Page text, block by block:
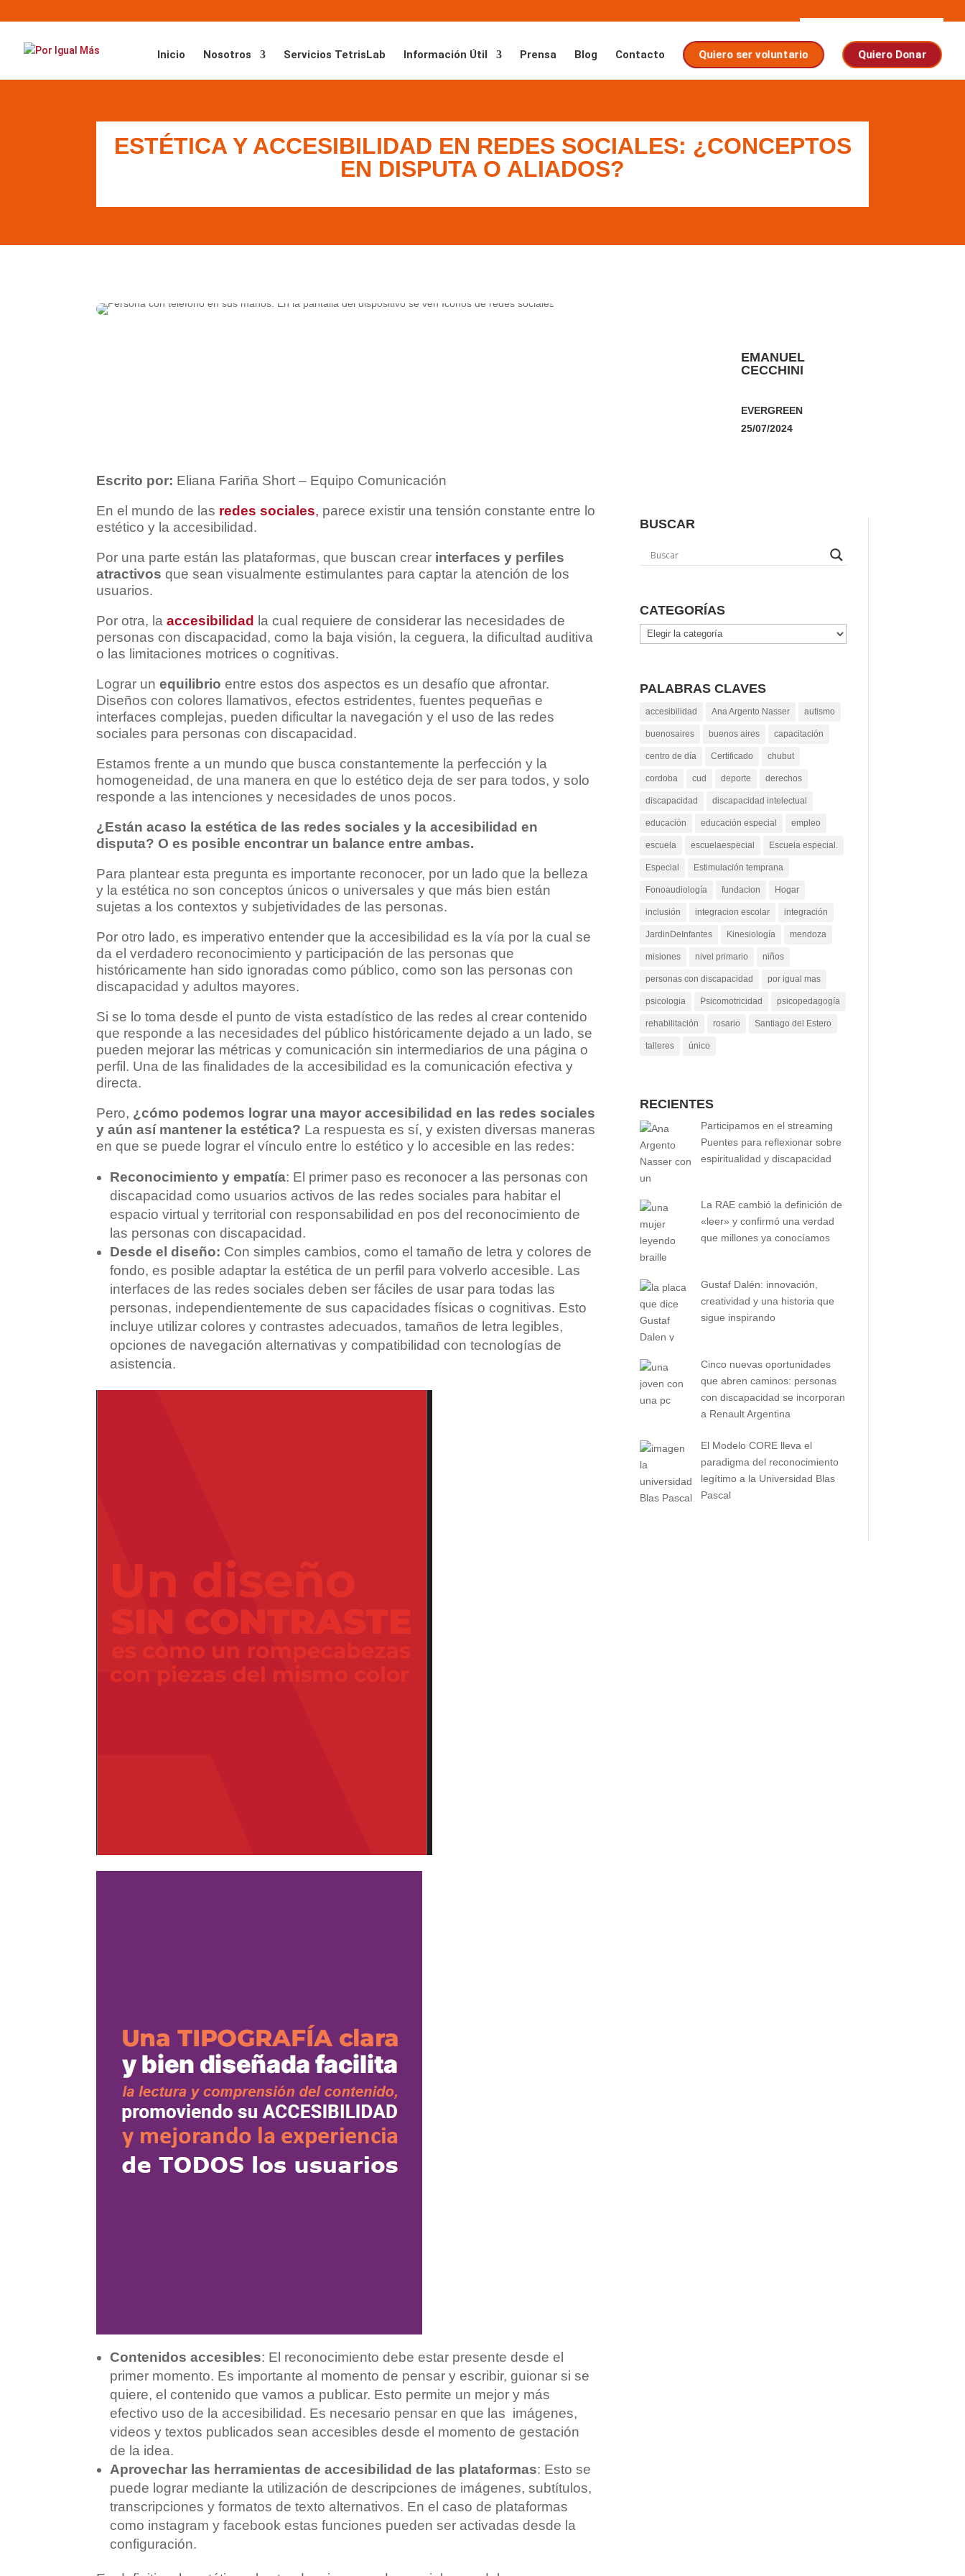
Inicio Nosotros Servicios TetrisLab Información Útil Prensa Blog Contacto Quiero ser voluntario Quiero Donar
ESTÉTICA Y ACCESIBILIDAD EN REDES SOCIALES: ¿CONCEPTOS
EN DISPUTA O ALIADOS?
EMANUEL
CECCHINI
EVERGREEN
25/07/2024
Escrito por: Eliana Fariña Short – Equipo Comunicación
En el mundo de las redes sociales, parece existir una tensión constante entre lo
estético y la accesibilidad.
Por una parte están las plataformas, que buscan crear interfaces y perfiles
atractivos que sean visualmente estimulantes para captar la atención de los
usuarios.
Por otra, laaccesibilidad
la cual requiere de considerar las necesidades de
personas con discapacidad, como la baja visión, la ceguera, la dificultad auditiva
o las limitaciones motrices o cognitivas.
Lograr unequilibrio entre estos dos aspectos es un desafío que afrontar.
Diseños con colores llamativos, efectos estridentes, fuentes pequeñas e
interfaces complejas, pueden dificultar la navegación y el uso de las redes
sociales para personas con discapacidad.
Estamos frente a un mundo que busca constantemente la perfección y la
homogeneidad, de una manera en que lo estético deja de ser para todos, y solo
responde a las intenciones y necesidades de unos pocos.
¿Están acaso la estética de las redes sociales y la accesibilidad en
disputa? O es posible encontrar un balance entre ambas.
Para plantear esta pregunta es importante reconocer, por un lado que la belleza
y la estética no son conceptos únicos o universales y que más bien están
sujetas a los contextos y subjetividades de las personas.
Por otro lado, es imperativo entender que la accesibilidad es la vía por la cual se
da el verdadero reconocimiento y participación de las personas que
históricamente han sido ignoradas como público, como son las personas con
discapacidad y adultos mayores.
Si se lo toma desde el punto de vista estadístico de las redes al crear contenido
que responde a las necesidades del público históricamente dejado a un lado, se
pueden mejorar las métricas y comunicación sin intermediarios de una página o
perfil. Una de las finalidades de la accesibilidad es la comunicación efectiva y
directa.
Pero, ¿cómo podemos lograr una mayor accesibilidad en las redes sociales
y aún así mantener la estética? La respuesta es sí, y existen diversas maneras
en que se puede lograr el vínculo entre lo estético y lo accesible en las redes:
Reconocimiento y empatía: El primer paso es reconocer a las personas con
discapacidad como usuarios activos de las redes sociales para habitar el
espacio virtual y territorial con responsabilidad en pos del reconocimiento de
las personas con discapacidad.
Desde el diseño: Con simples cambios, como el tamaño de letra y colores de
fondo, es posible adaptar la estética de un perfil para volverlo accesible. Las
interfaces de las redes sociales deben ser fáciles de usar para todas las
personas, independientemente de sus capacidades físicas o cognitivas. Esto
incluye utilizar colores y contrastes adecuados, tamaños de letra legibles,
opciones de navegación alternativas y compatibilidad con tecnologías de
asistencia.
Contenidos accesibles: El reconocimiento debe estar presente desde el
primer momento. Es importante al momento de pensar y escribir, guionar si se
quiere, el contenido que vamos a publicar. Esto permite un mejor y más
efectivo uso de la accesibilidad. Es necesario pensar en que las imágenes,
videos y textos publicados sean accesibles desde el momento de gestación
de la idea.
Aprovechar las herramientas de accesibilidad de las plataformas: Esto se
puede lograr mediante la utilización de descripciones de imágenes, subtítulos,
transcripciones y formatos de texto alternativos. En el caso de plataformas
como instagram y facebook estas funciones pueden ser activadas desde la
configuración.
BUSCAR
CATEGORÍAS
Categorías
PALABRAS CLAVES
accesibilidad Ana Argento Nasser autismo
buenosaires buenos aires capacitación
centro de día Certificado chubut
cordoba cud deporte derechos
discapacidad discapacidad intelectual
educación educación especial empleo
escuela escuelaespecial Escuela especial.
Especial Estimulación temprana
Fonoaudiología fundacion Hogar
inclusión integracion escolar integración
JardinDeInfantes Kinesiología mendoza
misiones nivel primario niños
personas con discapacidad por igual mas
psicologia Psicomotricidad psicopedagogía
rehabilitación rosario Santiago del Estero
talleres único
RECIENTES
Participamos en el streaming
Puentes para reflexionar sobre
espiritualidad y discapacidad
La RAE cambió la definición de
«leer» y confirmó una verdad
que millones ya conocíamos
Gustaf Dalén: innovación,
creatividad y una historia que
sigue inspirando
Cinco nuevas oportunidades
que abren caminos: personas
con discapacidad se incorporan
a Renault Argentina
El Modelo CORE lleva el
paradigma del reconocimiento
legítimo a la Universidad Blas
Pascal